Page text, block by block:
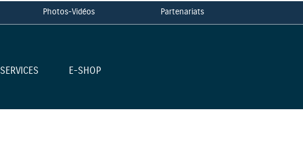
Photos-Vidéos Partenariats
SERVICES E-SHOP